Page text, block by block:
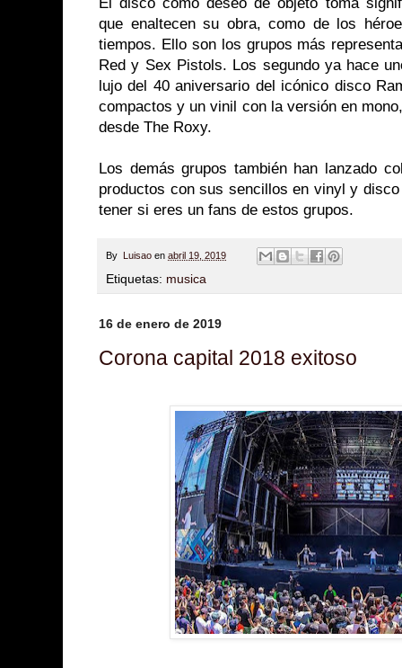
que enaltecen su obra, como de los
tiempos. Ello son los grupos más
Red y Sex Pistols. Los segundo ya hace
lujo del 40 aniversario del icónico disco
compactos y un vinil con la versión en
desde The Roxy.
Los demás grupos también han lanzado
productos con sus sencillos en vinyl y
tener si eres un fans de estos grupos.
By Luisao en abril 19, 2019
Etiquetas: musica
16 de enero de 2019
Corona capital 2018 exitoso